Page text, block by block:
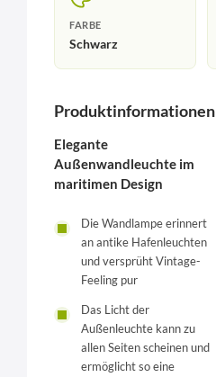
FARBE
Schwarz
Produktinformationen
Elegante
Außenwandleuchte im
maritimen Design
Die Wandlampe erinnert
an antike Hafenleuchten
und versprüht Vintage-
Feeling pur
Das Licht der
Außenleuchte kann zu
allen Seiten scheinen und
ermöglicht so eine